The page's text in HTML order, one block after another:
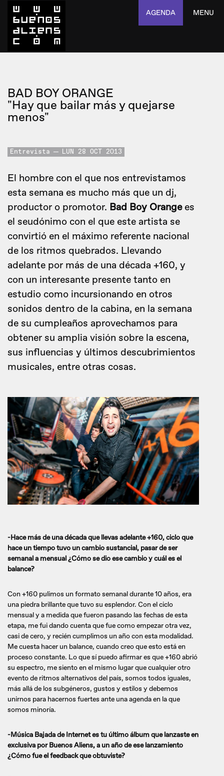
AGENDA MENU
BAD BOY ORANGE
"Hay que bailar más y quejarse
menos"
Entrevista LUN 28 OCT 2013
El hombre con el que nos entrevistamos
esta semana es mucho más que un dj,
productor o promotor. Bad Boy Orangees
el seudónimo con el que este artista se
convirtió en el máximo referente nacional
de los ritmos quebrados. Llevando
adelante por más de una década +160, y
con un interesante presente tanto en
estudio como incursionando en otros
sonidos dentro de la cabina, en la semana
de su cumpleaños aprovechamos para
obtener su amplia visión sobre la escena,
sus influencias y últimos descubrimientos
musicales, entre otras cosas.
-Hace más de una década que llevas adelante +160, ciclo que
hace un tiempo tuvo un cambio sustancial, pasar de ser
semanal a mensual ¿Cómo se dio ese cambio y cuál es el
balance?
Con +160 pulimos un formato semanal durante 10 años, era
una piedra brillante que tuvo su esplendor. Con el ciclo
mensual y a medida que fueron pasando las fechas de esta
etapa, me fui dando cuenta que fue como empezar otra vez,
casi de cero, y recién cumplimos un año con esta modalidad.
Me cuesta hacer un balance, cuando creo que esto está en
proceso constante. Lo que sí puedo afirmar es que +160 abrió
su espectro, me siento en el mismo lugar que cualquier otro
evento de ritmos alternativos del país, somos todos iguales,
más allá de los subgéneros, gustos y estilos y debemos
unirnos para hacernos fuertes ante una agenda en la que
somos minoría.
-Música Bajada de Internet es tu último álbum que lanzaste en
exclusiva por Buenos Aliens, a un año de ese lanzamiento
¿Cómo fue el feedback que obtuviste?